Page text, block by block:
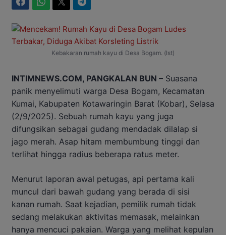
Kebakaran rumah kayu di Desa Bogam. (Ist)
INTIMNEWS.COM, PANGKALAN BUN – Suasana
panik menyelimuti warga Desa Bogam, Kecamatan
Kumai, Kabupaten Kotawaringin Barat (Kobar), Selasa
(2/9/2025). Sebuah rumah kayu yang juga
difungsikan sebagai gudang mendadak dilalap si
jago merah. Asap hitam membumbung tinggi dan
terlihat hingga radius beberapa ratus meter.
Menurut laporan awal petugas, api pertama kali
muncul dari bawah gudang yang berada di sisi
kanan rumah. Saat kejadian, pemilik rumah tidak
sedang melakukan aktivitas memasak, melainkan
hanya mencuci pakaian. Warga yang melihat kepulan